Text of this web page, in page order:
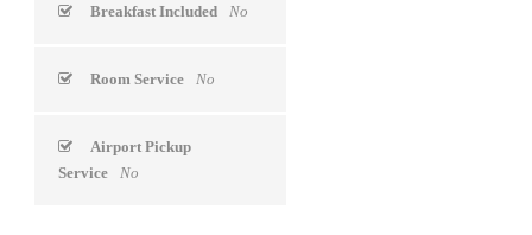
Breakfast Included No
Room Service No
Airport Pickup
Service
No